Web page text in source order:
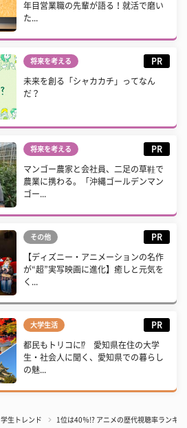
年目営業職の先輩が語る！就活で磨い
た...
将来を考える PR
未来を創る「シャカカチ」ってなん
だ？
将来を考える PR
マンゴー農家と会社員、二足の草鞋で
農業に携わる。「沖縄ゴールデンマン
ゴー...
その他 PR
【ディズニー・アニメーションの名作
が“超”実写映画に進化】癒しと元気を
く...
大学生活 PR
都民もトリコに⁉ 愛知県在住の大学
生・社会人に聞く、愛知県での暮らし
の魅...
学生トレンド 1位は40％!? アニメの歴代視聴率ランキ